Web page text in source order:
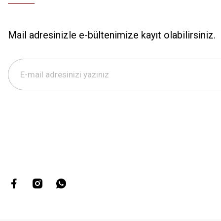
Mail adresinizle e-bültenimize kayıt olabilirsiniz.